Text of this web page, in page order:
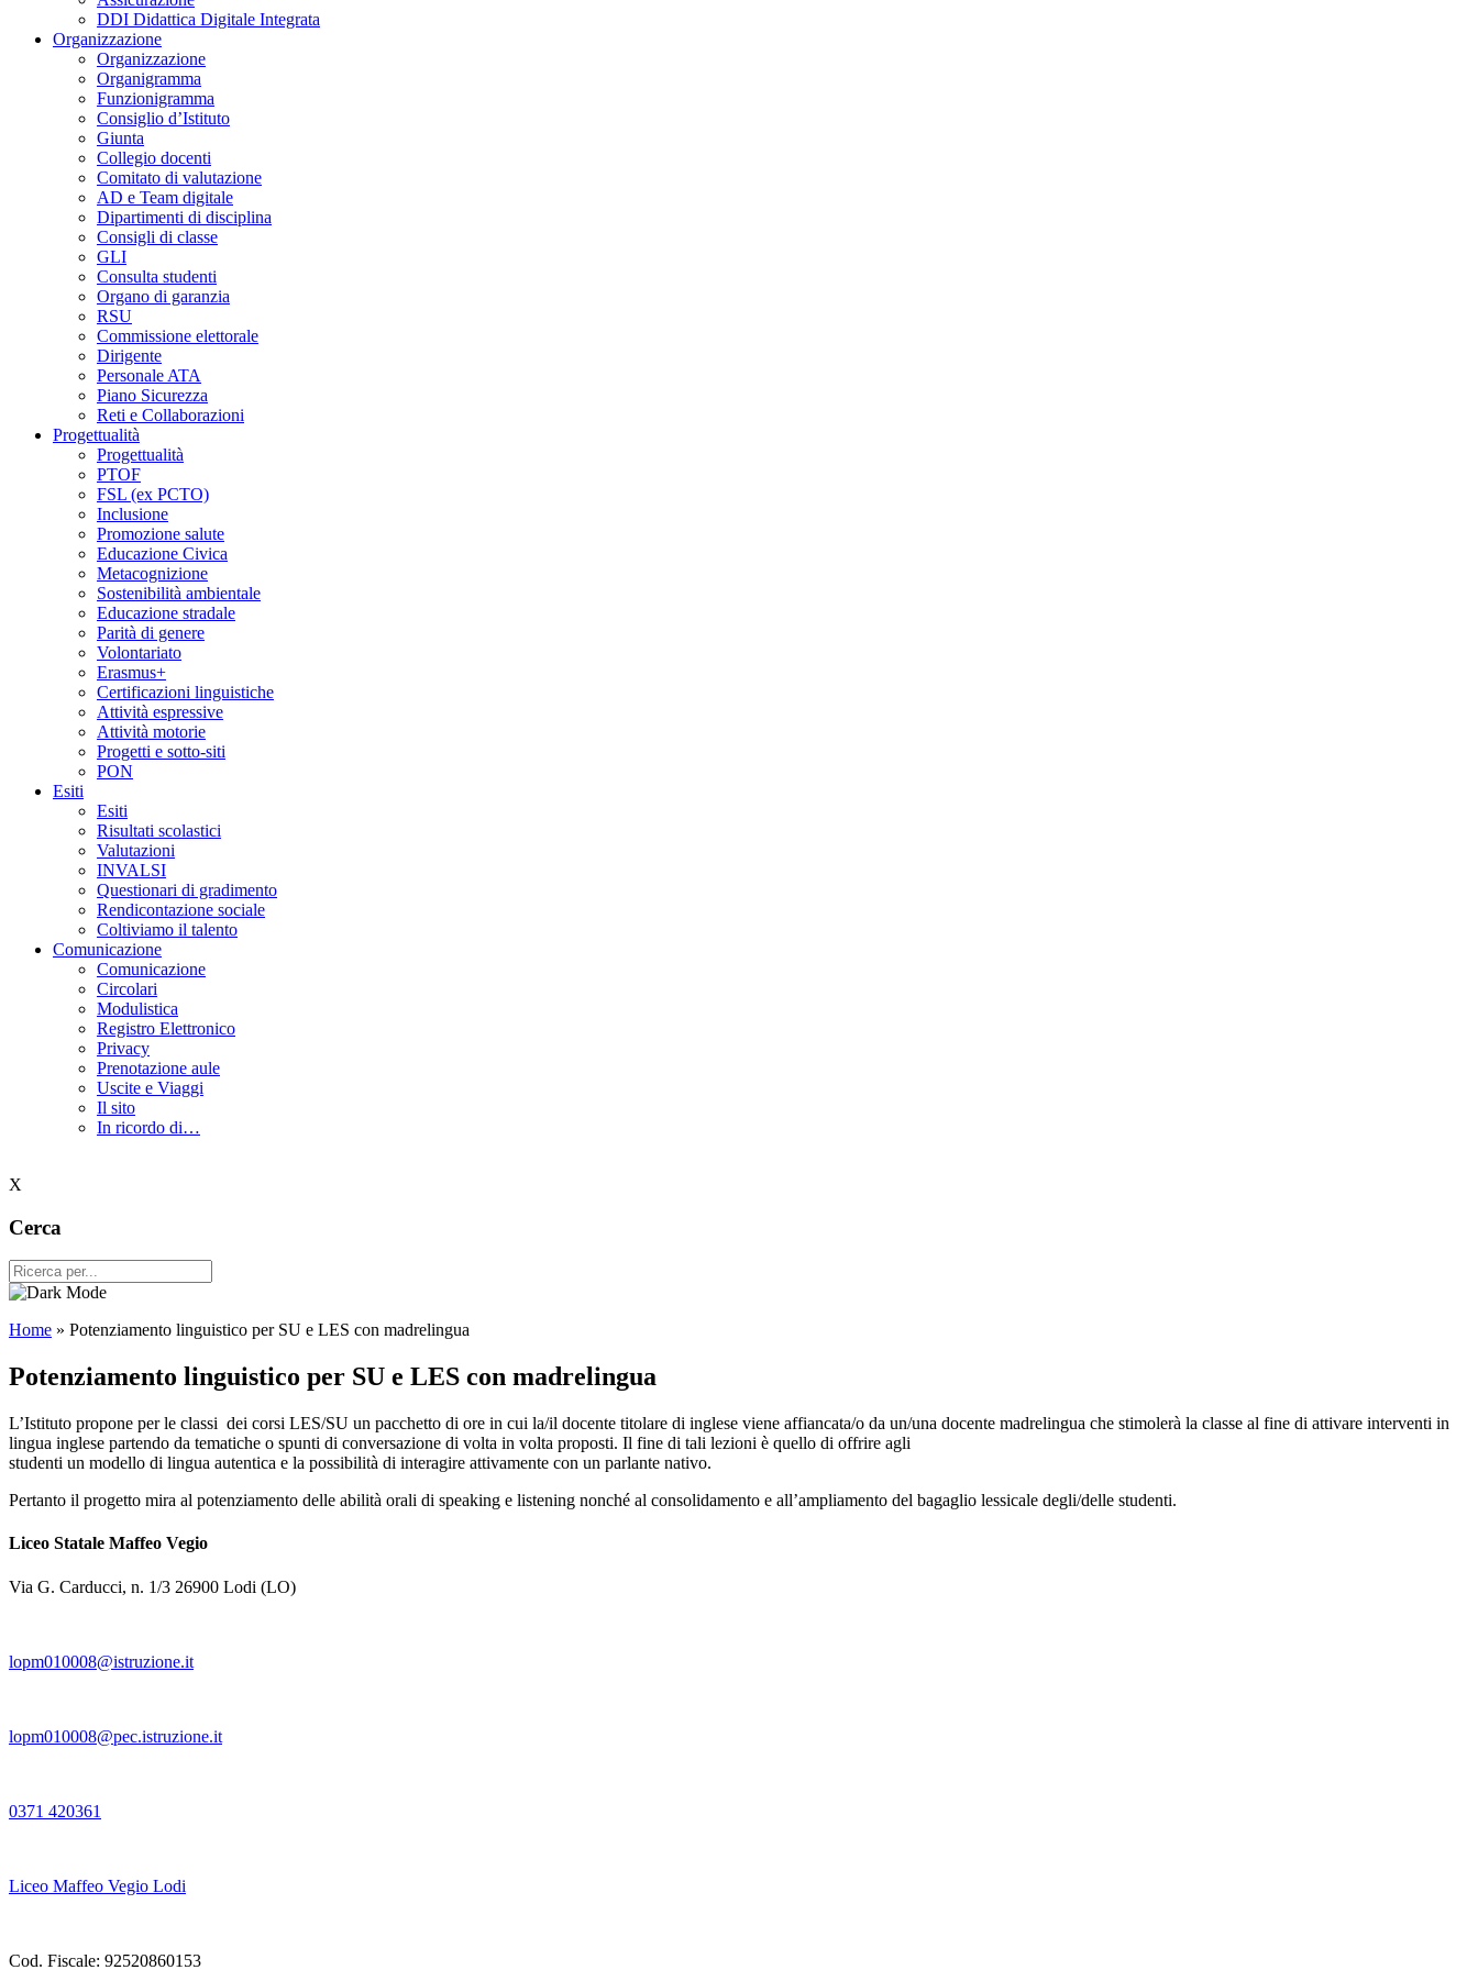
DDI Didattica Digitale Integrata
Organizzazione
Organizzazione
Organigramma
Funzionigramma
Consiglio d’Istituto
Giunta
Collegio docenti
Comitato di valutazione
AD e Team digitale
Dipartimenti di disciplina
Consigli di classe
GLI
Consulta studenti
Organo di garanzia
RSU
Commissione elettorale
Dirigente
Personale ATA
Piano Sicurezza
Reti e Collaborazioni
Progettualità
Progettualità
PTOF
FSL (ex PCTO)
Inclusione
Promozione salute
Educazione Civica
Metacognizione
Sostenibilità ambientale
Educazione stradale
Parità di genere
Volontariato
Erasmus+
Certificazioni linguistiche
Attività espressive
Attività motorie
Progetti e sotto-siti
PON
Esiti
Esiti
Risultati scolastici
Valutazioni
INVALSI
Questionari di gradimento
Rendicontazione sociale
Coltiviamo il talento
Comunicazione
Comunicazione
Circolari
Modulistica
Registro Elettronico
Privacy
Prenotazione aule
Uscite e Viaggi
Il sito
In ricordo di…
X
Cerca
Home » Potenziamento linguistico per SU e LES con madrelingua
Potenziamento linguistico per SU e LES con madrelingua
L’Istituto propone per le classi dei corsi LES/SU un pacchetto di ore in cui la/il docente titolare di inglese viene affiancata/o da un/una docente madrelingua che stimolerà la classe al fine di attivare interventi in
lingua inglese partendo da tematiche o spunti di conversazione di volta in volta proposti. Il fine di tali lezioni è quello di offrire agli
studenti un modello di lingua autentica e la possibilità di interagire attivamente con un parlante nativo.
Pertanto il progetto mira al potenziamento delle abilità orali di speaking e listening nonché al consolidamento e all’ampliamento del bagaglio lessicale degli/delle studenti.
Liceo Statale Maffeo Vegio
Via G. Carducci, n. 1/3 26900 Lodi (LO)
lopm010008@istruzione.it
lopm010008@pec.istruzione.it
0371 420361
Liceo Maffeo Vegio Lodi
Cod. Fiscale: 92520860153